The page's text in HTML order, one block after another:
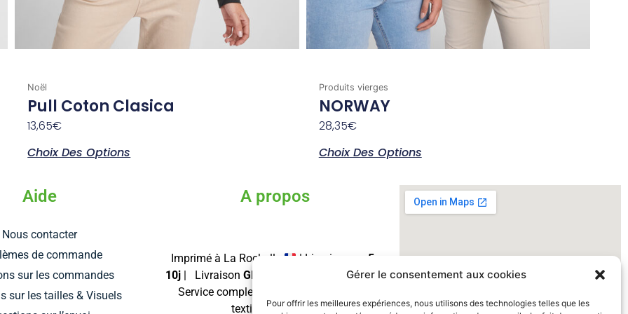
Gérer le consentement aux cookies
Pour offrir les meilleures expériences, nous utilisons des technologies telles que les
Noël
Pull Coton Clasica
13,65€
Choix Des Options
Produits vierges
NORWAY
28,35€
Choix Des Options
Aide
Nous contacter
de commande
sur les commandes
sur les tailles & Visuels
A propos
Imprimé à La Rochelle | Livraison en
5-
10j | LivraisonGRATUITE dés 150€ HT
|
Service complet de personnalisation de
textiles et d’objets